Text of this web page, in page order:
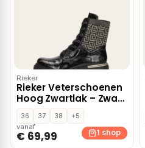
Rieker
Rieker Veterschoenen
Hoog Zwartlak – Zwart
lak
36 37 38
+5
vanaf
€ 69,99 1 shop